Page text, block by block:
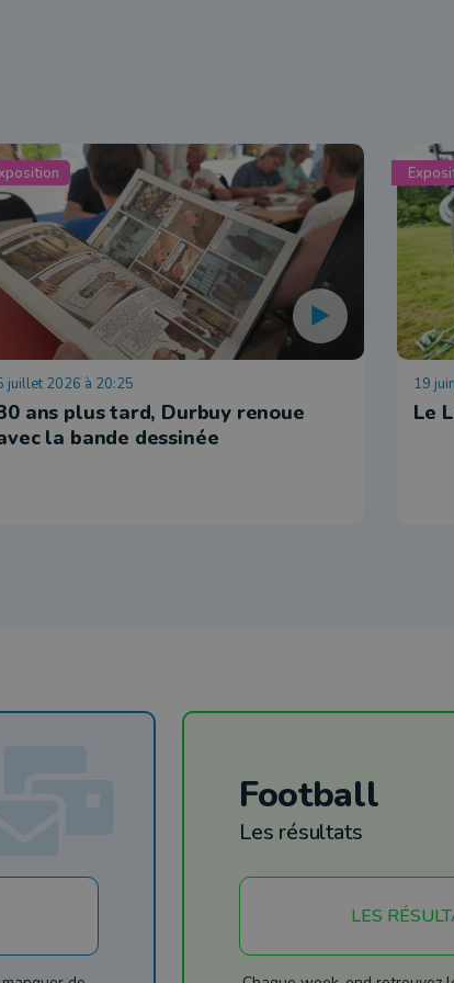
juillet 2026 à 20:25
ans plus tard, Durbuy renoue
la bande dessinée
19
Le
Football
Les résultats
LES